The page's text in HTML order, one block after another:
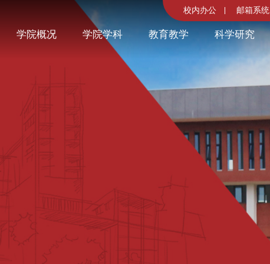
学院概况 学院学科 教育教学 科学研究
校内办公 邮箱系统